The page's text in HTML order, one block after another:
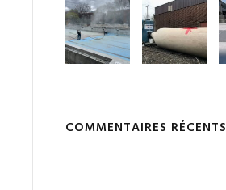
COMMENTAIRES RÉCENTS